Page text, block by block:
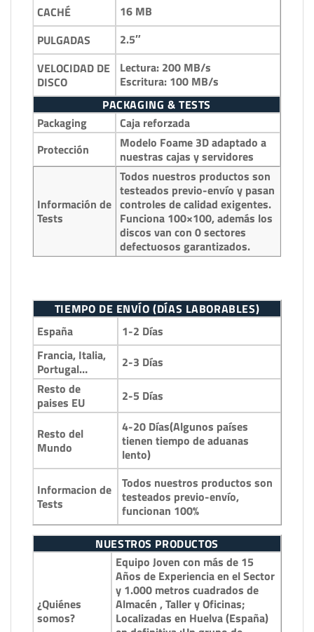
CACHÉ
16 MB
PULGADAS
2.5″
VELOCIDAD DE
DISCO
Lectura: 200 MB/s
Escritura: 100 MB/s
PACKAGING & TESTS
Packaging
Caja reforzada
Protección
Modelo Foame 3D adaptado a
nuestras cajas y servidores
Información de
Tests
Todos nuestros productos son
testeados previo-envío y pasan
controles de calidad exigentes.
Funciona 100×100, además los
discos van con 0 sectores
defectuosos garantizados.
TIEMPO DE ENVÍO (DÍAS LABORABLES)
España
1-2 Días
Francia, Italia,
Portugal…
2-3 Días
Resto de
paises EU
2-5 Días
Resto del
Mundo
4-20 Días(Algunos países
tienen tiempo de aduanas
lento)
Informacion de
Tests
Todos nuestros productos son
testeados previo-envío,
funcionan 100%
NUESTROS PRODUCTOS
¿Quiénes
somos?
Equipo Joven con más de 15
Años de Experiencia en el Sector
y 1.000 metros cuadrados de
Almacén , Taller y Oficinas;
Localizadas en Huelva (España)